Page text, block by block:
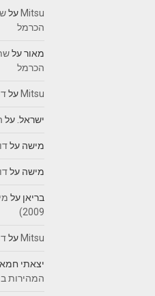
Mitsu על
הכרמל
מאורעל
הכרמל
Mitsu על
ישראל. על
מישה על
מישה על
בריאן על
2009)
Mitsu על
יצאתי
המהירות